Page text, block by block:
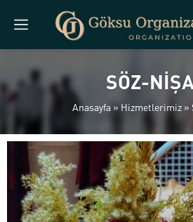
SÖZ-
Anasayfa »Hizmetlerimiz »